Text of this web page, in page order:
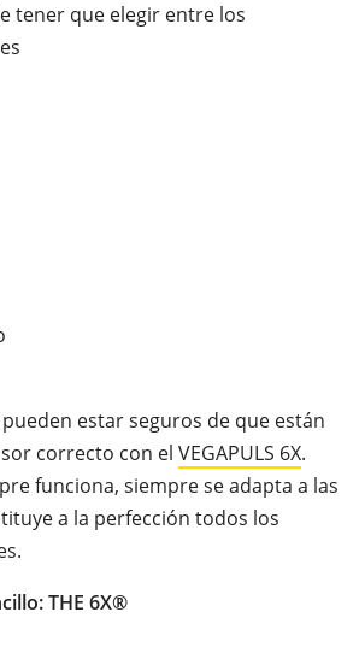
tener que elegir entre los
estar seguros de que están
correcto con el VEGAPULS 6X.
funciona, siempre se adapta a las
a la perfección todos los
THE 6X®